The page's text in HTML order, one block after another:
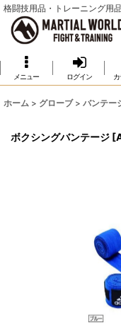
格闘技用品・トレーニング用
メニュー ログイン
ホーム > グローブ > バンテー
ボクシングバンテージ [